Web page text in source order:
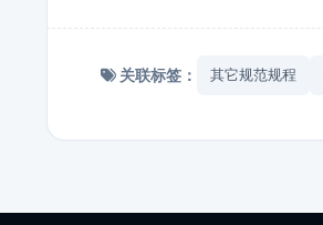
关联标签： 其它规范规程